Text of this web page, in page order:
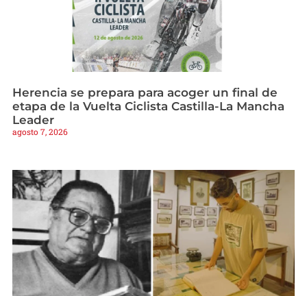
Herencia se prepara para acoger un final de
etapa de la Vuelta Ciclista Castilla-La Mancha
Leader
agosto 7, 2026